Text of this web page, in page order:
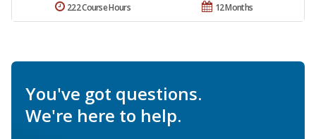
12 Months
222 Course Hours
You've got questions.
We're here to help.